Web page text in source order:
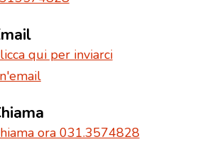
qui per inviarci
ora 031.3574828